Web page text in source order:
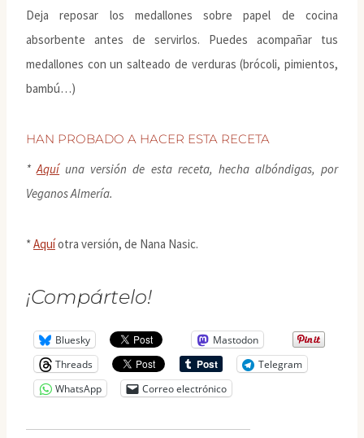
Deja reposar los medallones sobre papel de cocina
absorbente antes de servirlos. Puedes acompañar tus
medallones con un salteado de verduras (brócoli, pimientos,
bambú…)
HAN PROBADO A HACER ESTA RECETA
*Aquíuna versión de esta receta, hecha albóndigas, por
Veganos Almería.
*Aquíotra versión, de Nana Nasic.
¡Compártelo!
Bluesky
Mastodon
Threads
Telegram
WhatsApp
Correo electrónico